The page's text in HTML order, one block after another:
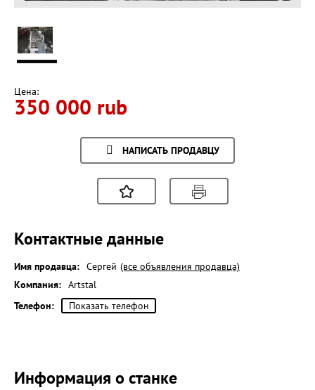
Цена:
350 000 rub
НАПИСАТЬ ПРОДАВЦУ
Контактные данные
Имя продавца: Сергей (все объявления продавца)
Компания: Artstal
Телефон:
Показать телефон
Информация о станке